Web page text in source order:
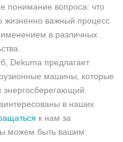
понимание вопроса: что
жизненно важный процесс
в различных
Dekuma предлагает
машины, которые
энергосберегающий
в наших
к нам за
можем быть вашим